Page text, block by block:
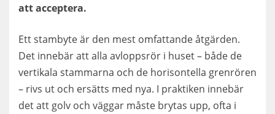
att acceptera.
Ett stambyte är den mest omfattande åtgärden.
Det innebär att alla avloppsrör i huset – både de
vertikala stammarna och de horisontella grenrören
– rivs ut och ersätts med nya. I praktiken innebär
det att golv och väggar måste brytas upp, ofta i